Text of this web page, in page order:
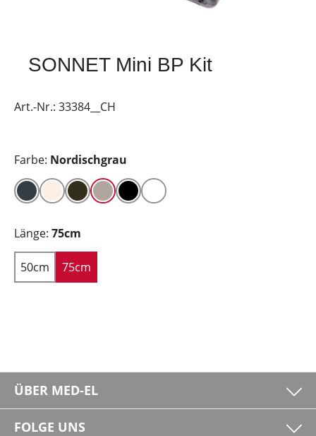
SONNET Mini BP Kit
Art.-Nr.: 33384__CH
Farbe: Nordischgrau
Länge: 75cm
50cm 75cm
ÜBER MED-EL
FOLGE UNS